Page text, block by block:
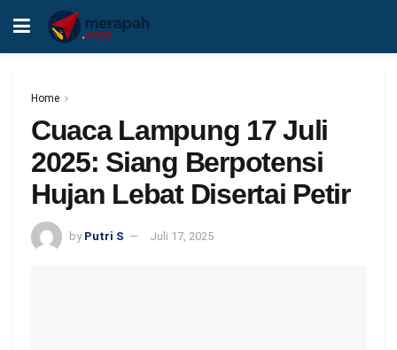
Home
Cuaca Lampung 17 Juli
2025: Siang Berpotensi
Hujan Lebat Disertai Petir
by Putri S Juli 17, 2025